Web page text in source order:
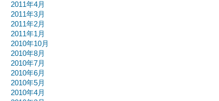
2011年4月
2011年3月
2011年2月
2011年1月
2010年10月
2010年8月
2010年7月
2010年6月
2010年5月
2010年4月